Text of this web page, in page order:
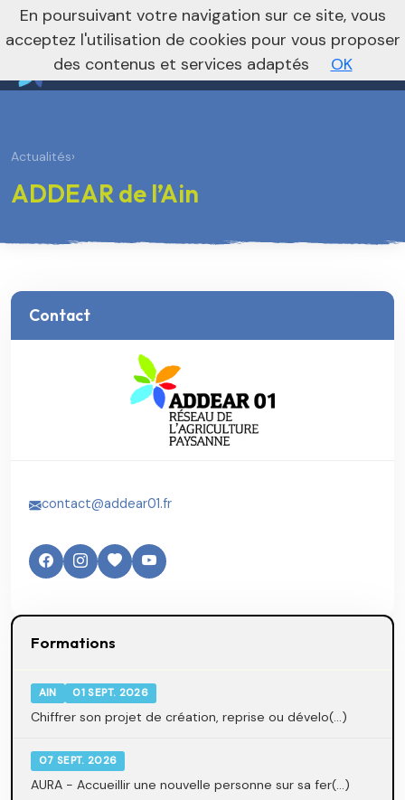
Vers le site national
nivo_2026: 1
Actualités›
ADDEAR de l’Ain
Contact
contact@addear01.fr
Formations
AIN 01 SEPT. 2026
Chiffrer son projet de création, reprise ou dévelo(...)
07 SEPT. 2026
AURA - Accueillir une nouvelle personne sur sa fer(...)
En poursuivant votre navigation sur ce site, vous
acceptez l'utilisation de cookies pour vous proposer
des contenus et services adaptés
OK